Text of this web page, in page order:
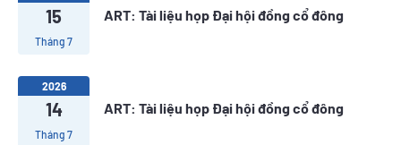
15
Tháng 7
ART: Tài liệu họp Đại hội đồng cổ đông
2026
14
Tháng 7
ART: Tài liệu họp Đại hội đồng cổ đông